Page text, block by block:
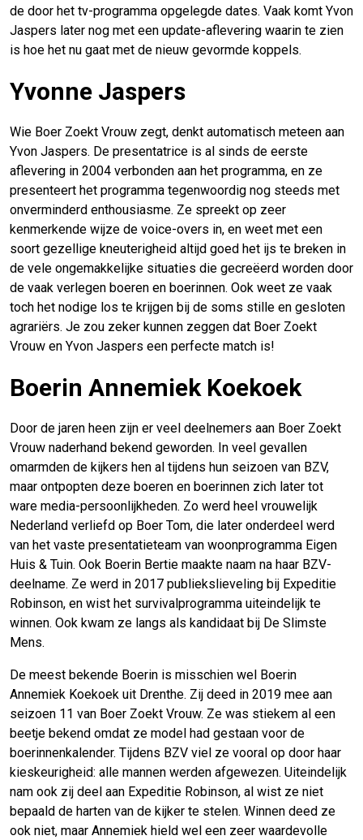
de door het tv-programma opgelegde dates. Vaak komt Yvon
Jaspers later nog met een update-aflevering waarin te zien
is hoe het nu gaat met de nieuw gevormde koppels.
Yvonne Jaspers
Wie Boer Zoekt Vrouw zegt, denkt automatisch meteen aan
Yvon Jaspers. De presentatrice is al sinds de eerste
aflevering in 2004 verbonden aan het programma, en ze
presenteert het programma tegenwoordig nog steeds met
onverminderd enthousiasme. Ze spreekt op zeer
kenmerkende wijze de voice-overs in, en weet met een
soort gezellige kneuterigheid altijd goed het ijs te breken in
de vele ongemakkelijke situaties die gecreëerd worden door
de vaak verlegen boeren en boerinnen. Ook weet ze vaak
toch het nodige los te krijgen bij de soms stille en gesloten
agrariërs. Je zou zeker kunnen zeggen dat Boer Zoekt
Vrouw en Yvon Jaspers een perfecte match is!
Boerin Annemiek Koekoek
Door de jaren heen zijn er veel deelnemers aan Boer Zoekt
Vrouw naderhand bekend geworden. In veel gevallen
omarmden de kijkers hen al tijdens hun seizoen van BZV,
maar ontpopten deze boeren en boerinnen zich later tot
ware media-persoonlijkheden. Zo werd heel vrouwelijk
Nederland verliefd op Boer Tom, die later onderdeel werd
van het vaste presentatieteam van woonprogramma Eigen
Huis & Tuin. Ook Boerin Bertie maakte naam na haar BZV-
deelname. Ze werd in 2017 publiekslieveling bij Expeditie
Robinson, en wist het survivalprogramma uiteindelijk te
winnen. Ook kwam ze langs als kandidaat bij De Slimste
Mens.
De meest bekende Boerin is misschien wel Boerin
Annemiek Koekoek uit Drenthe. Zij deed in 2019 mee aan
seizoen 11 van Boer Zoekt Vrouw. Ze was stiekem al een
beetje bekend omdat ze model had gestaan voor de
boerinnenkalender. Tijdens BZV viel ze vooral op door haar
kieskeurigheid: alle mannen werden afgewezen. Uiteindelijk
nam ook zij deel aan Expeditie Robinson, al wist ze niet
bepaald de harten van de kijker te stelen. Winnen deed ze
ook niet, maar Annemiek hield wel een zeer waardevolle